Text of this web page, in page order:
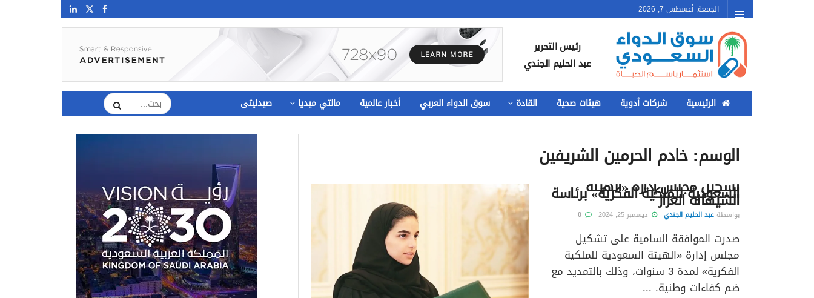
الجمعة, أغسطس 7, 2026
رئيس التحرير
عبد الحليم الجندي
الرئيسية شركات أدوية هيئات صحية القادة سوق الدواء العربي أخبار عالمية مالتي ميديا صيدليتى
الوسم:خادم الحرمين الشريفين
تشكيل مجلس إدارة «الهيئة
السعودية للملكية الفكرية» برئاسة
الشيهانه العزاز
بواسطة عبد الحليم الجندي ديسمبر 25, 2024
صدرت الموافقة السامية على تشكيل
مجلس إدارة «الهيئة السعودية للملكية
الفكرية» لمدة 3 سنوات، وذلك بالتمديد مع
ضم كفاءات وطنية. ...